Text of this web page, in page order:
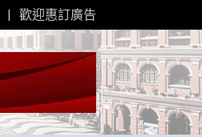
歡迎惠訂廣告